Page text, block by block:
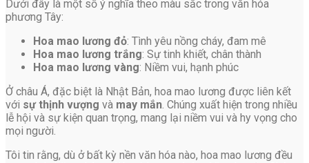
Dưới đây là một số ý nghĩa theo màu sắc trong văn hóa
phương Tây:
Hoa mao lương đỏ: Tình yêu nồng cháy, đam mê
Hoa mao lương trắng: Sự tinh khiết, chân thành
Hoa mao lương vàng: Niềm vui, hạnh phúc
Ở châu Á, đặc biệt là Nhật Bản, hoa mao lương được liên kết
với sự thịnh vượng và may mắn. Chúng xuất hiện trong nhiều
lễ hội và sự kiện quan trọng, mang lại niềm vui và hy vọng cho
mọi người.
Tôi tin rằng, dù ở bất kỳ nền văn hóa nào, hoa mao lương đều